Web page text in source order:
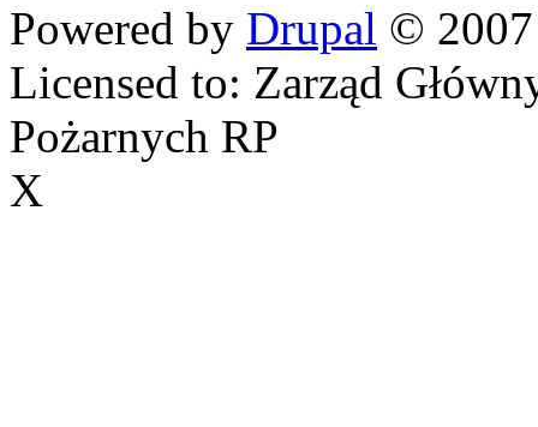
Powered by Drupal © 2007
Licensed to: Zarząd
Pożarnych RP
X